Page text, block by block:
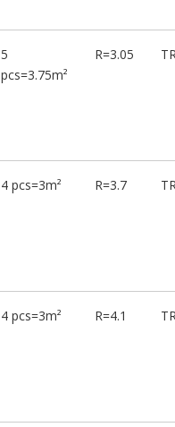
5
pcs=3.75m²
R=3.05
4 pcs=3m² R=3.7
4 pcs=3m² R=4.1